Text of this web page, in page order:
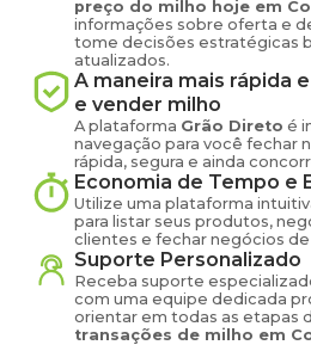
preço do milho hoje em
informações sobre oferta e
tome decisões estratégicas
atualizados.
A maneira mais rápida
e vender milho
A plataforma Grão Direto é
navegação para você fechar
rápida, segura e ainda
Economia de Tempo e
Utilize uma plataforma
para listar seus produtos,
clientes e fechar negócios
Suporte Personalizado
Receba suporte
com uma equipe dedicada
orientar em todas as etapas
transações de milho em